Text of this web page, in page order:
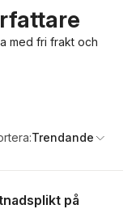
med fri frakt och
Trendande
på